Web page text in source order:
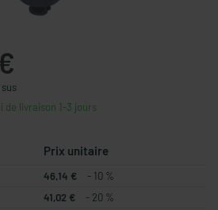
de livraison 1-3 jours
Prix unitaire
46,14 €
- 10 %
41,02 €
- 20 %